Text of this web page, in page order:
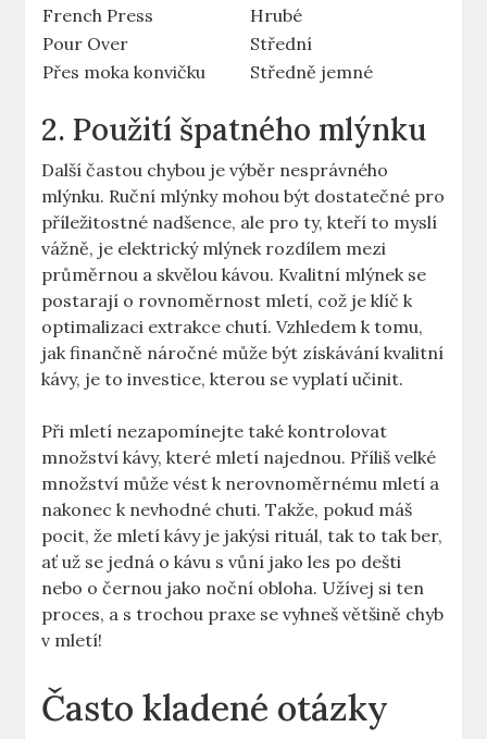
French Press
Hrubé
Pour Over
Střední
Přes moka konvičku
Středně jemné
2. Použití špatného mlýnku
Další častou chybou je výběr nesprávného
mlýnku. ‌Ruční ‍mlýnky mohou být dostatečné pro
příležitostné nadšence, ale pro ty, kteří‍ to myslí
vážně, je elektrický mlýnek rozdílem mezi
průměrnou a skvělou kávou. Kvalitní mlýnek se
postarají o rovnoměrnost mletí, což je klíč k
optimalizaci extrakce chutí. Vzhledem k ⁤tomu,
jak finančně náročné může být získávání kvalitní
⁢kávy, je to investice, kterou se vyplatí učinit.
Při mletí nezapomínejte také kontrolovat ​
množství kávy, které mletí ⁣najednou. Příliš velké
množství může‍ vést k nerovnoměrnému mletí a
nakonec k nevhodné chuti. Takže, pokud máš
pocit, že mletí kávy je jakýsi rituál, tak to tak ber,
ať už se jedná o kávu⁢ s⁣ vůní jako les po dešti
nebo o černou jako noční obloha. Užívej si ten
proces, a s trochou praxe se vyhneš většině chyb
v mletí!
Často⁣ kladené otázky